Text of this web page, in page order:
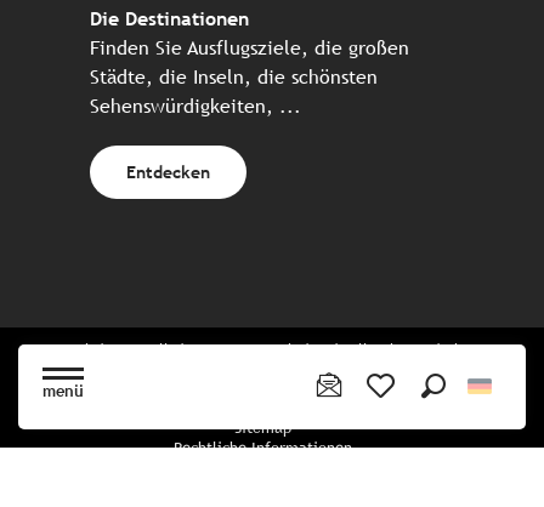
menü
Die Destinationen
Finden Sie Ausflugsziele, die großen
Städte, die Inseln, die schönsten
Sehenswürdigkeiten, ...
Entdecken
Website erstellt in Zusammenarbeit mit allen bretonischen
Tourismuspartnern
Sitemap
Rechtliche Informationen